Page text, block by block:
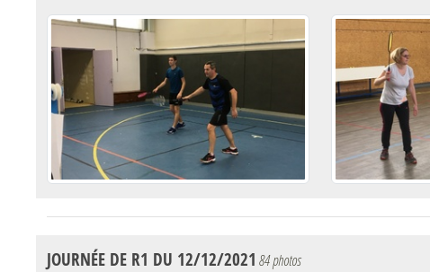
JOURNÉE DE R1 DU 12/12/2021 84 photos